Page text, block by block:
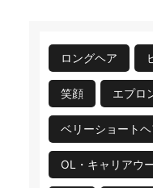
ロングヘア
笑顔 エプロ
ベリーショートヘ
OL・キャリアウ